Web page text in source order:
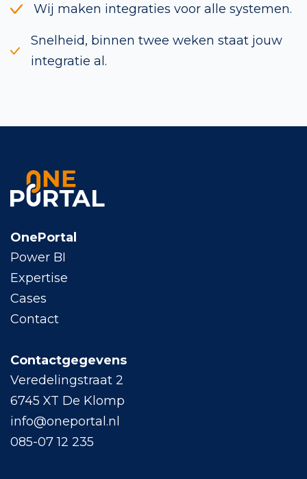
Wij maken integraties voor alle systemen.
Snelheid, binnen twee weken staat jouw
integratie al.
OnePortal
Power BI
Expertise
Cases
Contact
Contactgegevens
Veredelingstraat 2
6745 XT De Klomp
info@oneportal.nl
085-07 12 235